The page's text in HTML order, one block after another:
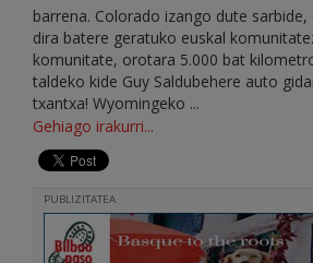
barrena. Colorado izango dute
dira batere geratuko euskal
komunitate, orotara 5.000 bat
taldeko kide Guy Saldubehere auto
txantxa! Wyomingeko ...
Gehiago irakurri...
PUBLIZITATEA